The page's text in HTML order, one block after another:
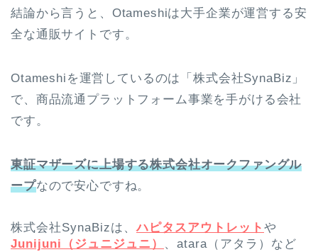
結論から言うと、Otameshiは大手企業が運営する安
全な通販サイト です。
Otameshiを運営しているのは「株式会社SynaBiz」
で、商品流通プラットフォーム事業を手がける会社
です。
東証マザーズに上場する株式会社オークファングル
ープなので安心ですね。
株式会社SynaBizは、ハピタスアウトレット や
Junijuni（ジュニジュニ）
、atara（アタラ）など